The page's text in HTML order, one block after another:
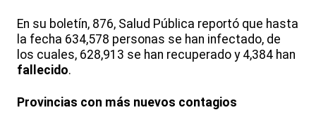
En su boletín, 876, Salud Pública reportó que hasta
la fecha 634,578 personas se han infectado, de
los cuales, 628,913 se han recuperado y 4,384 han
fallecido.
Provincias con más nuevos contagios